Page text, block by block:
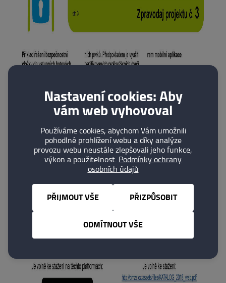
Nastavení cookies: Aby
vám web vyhovoval
Používáme cookies, abychom Vám umožnili
pohodlné prohlížení webu a díky analýze
provozu webu neustále zlepšovali jeho funkce,
výkon a použitelnost.Podmínky ochrany
osobních údajů
PŘIZPŮSOBIT
ODMÍTNOUT VŠE
PŘIJMOUT VŠE